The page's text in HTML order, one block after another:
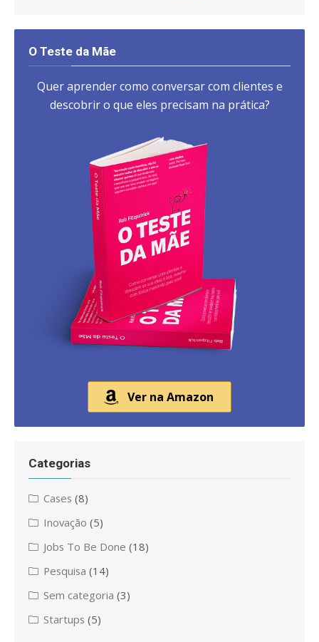
O Teste da Mãe
Quer aprender como conversar com clientes e
descobrir o que eles precisam na prática?
Ver na Amazon
Categorias
Cases (8)
Inovação (5)
Jobs To Be Done (18)
Pesquisa (14)
Sem categoria (3)
Startups (5)